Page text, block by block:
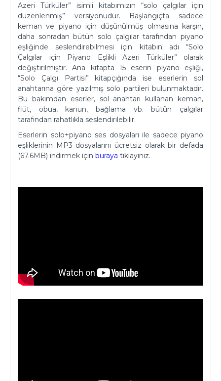
Azeri Türküler” isimli kitabımızın “solo çalgılar için
düzenlenmiş” versiyonudur. Başlangıçta sadece
keman ve piyano için düşünülmüş olmasına karşın,
daha sonradan bütün solo çalgılar tarafından piyano
eşliğinde seslendirebilmesi için kitabın adı “Solo
Çalgılar için Piyano Eşlikli Azeri Türküler” olarak
değiştirilmiştir. Ana kitapta 15 eserin piyano eşliği,
“Solo Çalgı Partisi” kitapçığında ise eserlerin sol
anahtarına göre yazılmış solo partileri bulunmaktadır.
Bu bakımdan eserler, sol anahtarı kullanan keman,
flüt, obua, kanun, bağlama vb. bütün çalgılar
tarafından rahatlıkla seslendirilebilir.
Eserlerin solo+piyano ses dosyaları ile sadece piyano
eşliklerinin MP3 dosyalarını ücretsiz olarak bir defada
(67.6MB) indirmek için buraya tıklayınız.